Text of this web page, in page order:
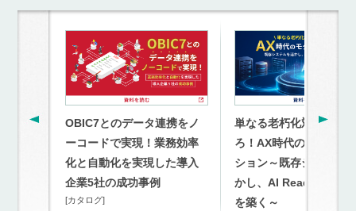
OBIC7とのデータ連携をノ
ーコードで実現！業務効率
化と自動化を実現した導入
企業5社の成功事例
[カタログ]
単なる老朽化対策を超
ろ！AX時代のモダナイ
ション～既存システム
かし、AI Readyな連携
を築く～